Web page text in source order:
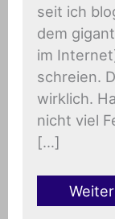
seit ich
dem
im
schreien.
wirklich.
nicht viel
[…]